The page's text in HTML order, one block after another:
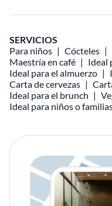
SERVICIOS
Para niños
Cócteles
Maestría en café
Ideal
Ideal para el almuerzo
Carta de cervezas
Ideal para el brunch
Ideal para niños o